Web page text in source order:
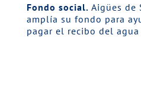
Fondo social. Aigües de
amplía su fondo para
pagar el recibo del agua